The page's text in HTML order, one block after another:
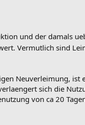
und der damals
Vermutlich sind
Neuverleimung,
sich die
von ca 20